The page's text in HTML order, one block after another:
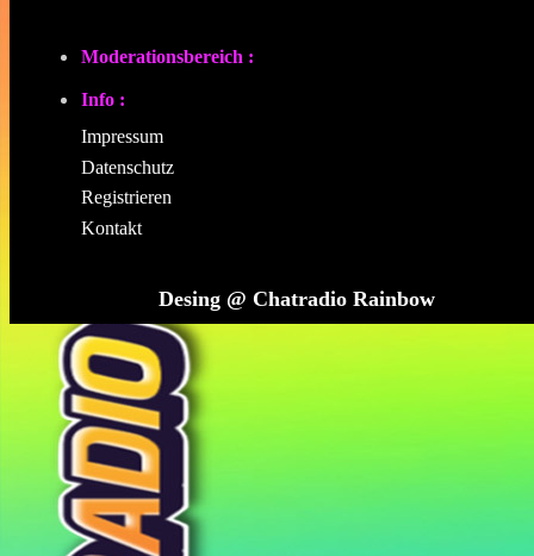
Moderationsbereich :
Info :
Impressum
Datenschutz
Registrieren
Kontakt
Desing @ Chatradio Rainbow